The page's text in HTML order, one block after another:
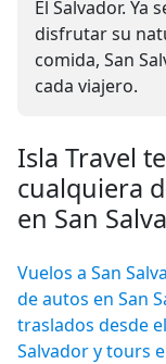
El Salvador. Ya
disfrutar su
comida, San
cada viajero.
Isla Travel
cualquiera
en San
Vuelos a San
de autos en San
traslados desde
Salvador y tours